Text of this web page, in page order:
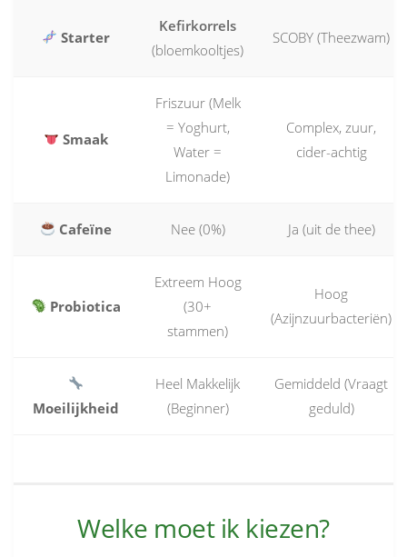
Starter
Kefirkorrels
(bloemkooltjes)
SCOBY (Theezwam)
Smaak
Friszuur (Melk
= Yoghurt,
Water =
Limonade)
Complex, zuur,
cider-achtig
Cafeïne Nee (0%) Ja (uit de thee)
Probiotica
Extreem Hoog
(30+
stammen)
Hoog
(Azijnzuurbacteriën)
Moeilijkheid
Heel Makkelijk
(Beginner)
Gemiddeld (Vraagt
geduld)
Welke moet ik kiezen?